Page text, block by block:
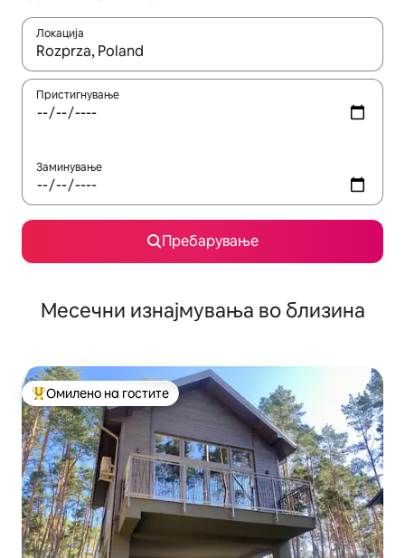
Локација
Кога резултатите се достапни, движете се со копчињата
Пристигнување
Заминување
Пребарување
Месечни изнајмувања во близина
Меѓу најуспешните „Омилени на гостите“
Омилено на гостите